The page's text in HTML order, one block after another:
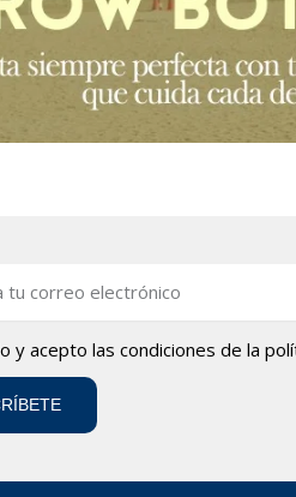
y acepto las condiciones de la